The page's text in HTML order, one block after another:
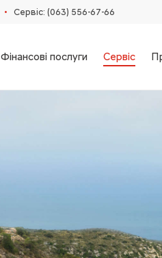
• Сервіс: (063) 556-67-66
Фінансові послуги Сервіс